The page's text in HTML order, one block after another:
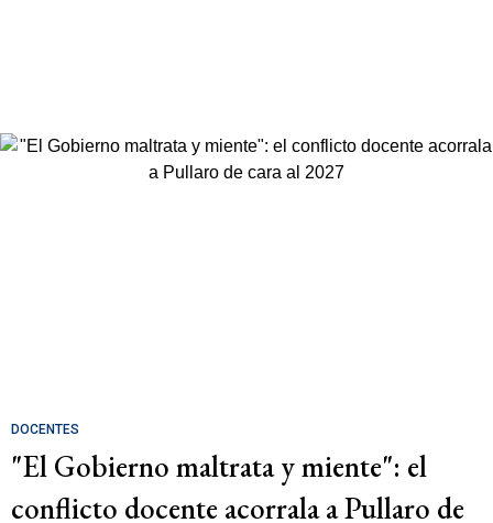
DOCENTES
"El Gobierno maltrata y miente": el
conflicto docente acorrala a Pullaro de